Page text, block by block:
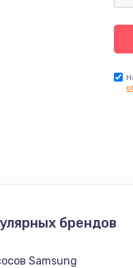
брендов
Samsung